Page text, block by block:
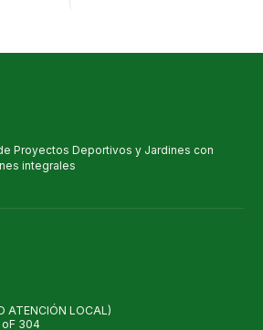
Proyectos Deportivos y Jardines con
integrales
ATENCIÓN LOCAL)
304